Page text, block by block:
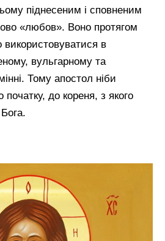
піднесеним і сповненим
«любов». Воно протягом
використовуватися в
вульгарному та
Тому апостол ніби
початку, до кореня, з якого